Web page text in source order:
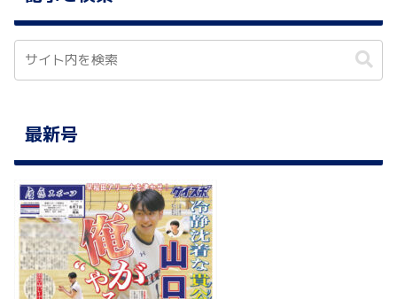
最新号